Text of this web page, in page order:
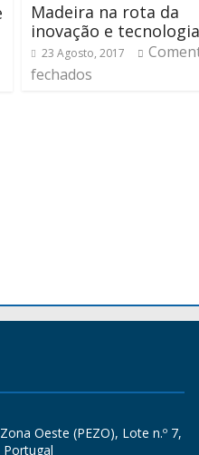
Madeira na rota da
inovação e tecnologia
23 Agosto, 2017
fechados
Oeste (PEZO), Lote n.º 7,